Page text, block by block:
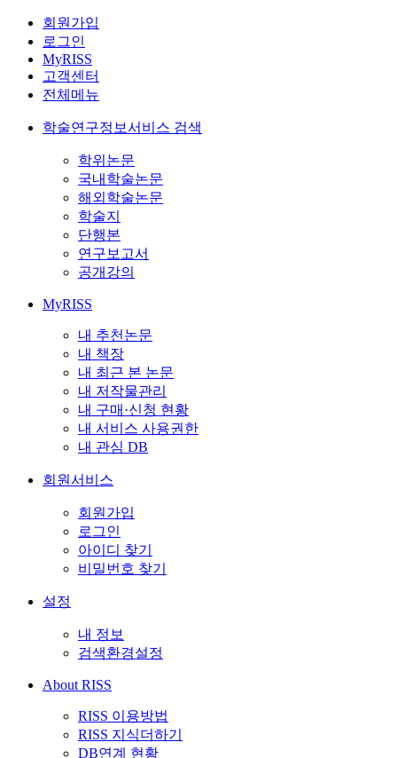
회원가입
로그인
MyRISS
고객센터
전체메뉴
학술연구정보서비스 검색
학위논문
국내학술논문
해외학술논문
학술지
단행본
연구보고서
공개강의
MyRISS
내 추천논문
내 책장
내 최근 본 논문
내 저작물관리
내 구매·신청 현황
내 서비스 사용권한
내 관심 DB
회원서비스
회원가입
로그인
아이디 찾기
비밀번호 찾기
설정
내 정보
검색환경설정
About RISS
RISS 이용방법
RISS 지식더하기
DB연계 현황